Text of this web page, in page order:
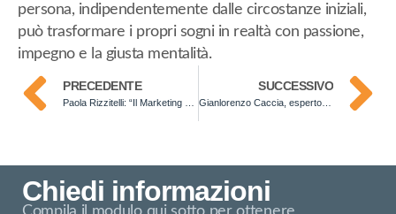
persona, indipendentemente dalle circostanze iniziali,
può trasformare i propri sogni in realtà con passione,
impegno e la giusta mentalità.
PRECEDENTE SUCCESSIVO
Gianlorenzo Caccia, esperto in sistemi di gestione e innovazione
Chiedi informazioni